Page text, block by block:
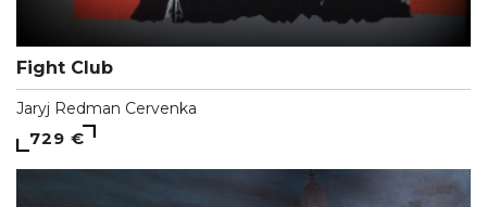
Fight Club
Jaryj Redman Cervenka
729 €